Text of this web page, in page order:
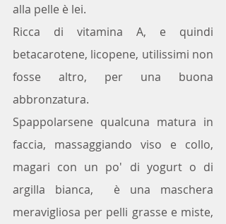
alla pelle è lei.
Ricca di vitamina A, e quindi
betacarotene, licopene, utilissimi non
fosse altro, per una buona
abbronzatura.
Spappolarsene qualcuna matura in
faccia, massaggiando viso e collo,
magari con un po' di yogurt o di
argilla bianca,  è una maschera
meravigliosa per pelli grasse e miste,